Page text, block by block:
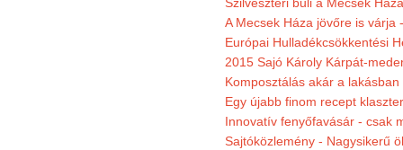
A Mecsek Háza jövőre is várja
Európai Hulladékcsökkentési
2015 Sajó Károly Kárpát-
Komposztálás akár a lakásban
Egy újabb finom recept
Innovatív fenyőfavásár - csak
Sajtóközlemény - Nagysikerű